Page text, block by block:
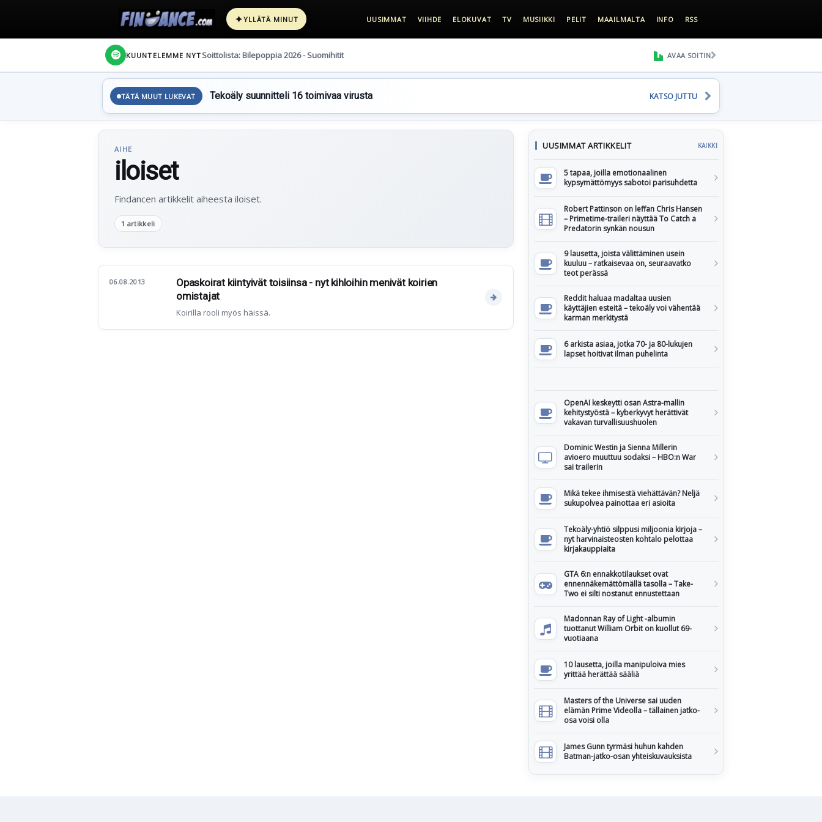
✦YLLÄTÄ MINUT UUSIMMAT VIIHDE ELOKUVAT TV MUSIIKKI PELIT MAAILMALTA INFO RSS
KUUNTELEMME NYT Soittolista: Bilepoppia 2026 - Suomihitit AVAA SOITIN
TÄTÄ MUUT LUKEVAT Tekoäly suunnitteli 16 toimivaa virusta KATSO JUTTU
AIHE
iloiset
Findancen artikkelit aiheesta iloiset.
1 artikkeli
06.08.2013
Opaskoirat kiintyivät toisiinsa - nyt kihloihin menivät koirien
omistajat
Koirilla rooli myös häissä.
UUSIMMAT ARTIKKELIT KAIKKI
5 tapaa, joilla emotionaalinen
kypsymättömyys sabotoi parisuhdetta
Robert Pattinson on leffan Chris Hansen
– Primetime-traileri näyttää To Catch a
Predatorin synkän nousun
9 lausetta, joista välittäminen usein
kuuluu – ratkaisevaa on, seuraavatko
teot perässä
Reddit haluaa madaltaa uusien
käyttäjien esteitä – tekoäly voi vähentää
karman merkitystä
6 arkista asiaa, jotka 70- ja 80-lukujen
lapset hoitivat ilman puhelinta
OpenAI keskeytti osan Astra-mallin
kehitystyöstä – kyberkyvyt herättivät
vakavan turvallisuushuolen
Dominic Westin ja Sienna Millerin
avioero muuttuu sodaksi – HBO:n War
sai trailerin
Mikä tekee ihmisestä viehättävän? Neljä
sukupolvea painottaa eri asioita
Tekoäly-yhtiö silppusi miljoonia kirjoja –
nyt harvinaisteosten kohtalo pelottaa
kirjakauppiaita
GTA 6:n ennakkotilaukset ovat
ennennäkemättömällä tasolla – Take-
Two ei silti nostanut ennustettaan
Madonnan Ray of Light -albumin
tuottanut William Orbit on kuollut 69-
vuotiaana
10 lausetta, joilla manipuloiva mies
yrittää herättää sääliä
Masters of the Universe sai uuden
elämän Prime Videolla – tällainen jatko-
osa voisi olla
James Gunn tyrmäsi huhun kahden
Batman-jatko-osan yhteiskuvauksista